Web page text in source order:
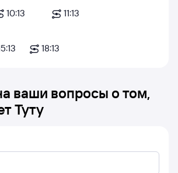
10:13
11:13
18:13
ваши вопросы о том,
Туту